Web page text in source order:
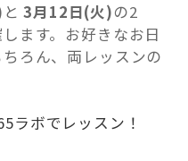
と3月12日(火)の2
ます。お好きなお日
ろん、両レッスンの
ラボでレッスン！